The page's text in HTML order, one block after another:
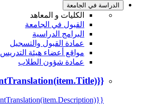
الدراسة في الجامعة
الكليات و المعاهد
القبول في الجامعة
البرامج الدراسية
عمادة القبول والتسجيل
مواقع أعضاء هيئة التدريس
عمادة شؤون الطلاب
{{mmc.getCurrentTranslation(item.Title)}}
{{mmc.getCurrentTranslation(item.Description)}}